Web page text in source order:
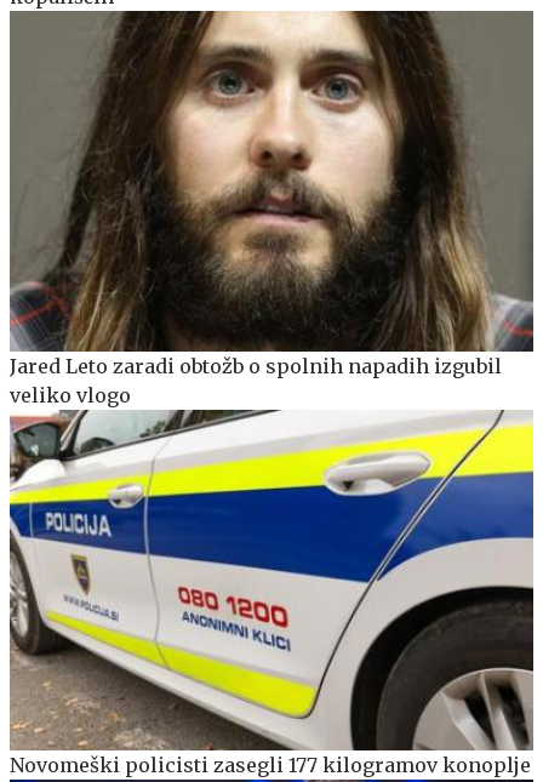
Jared Leto zaradi obtožb o spolnih napadih izgubil
veliko vlogo
Novomeški policisti zasegli 177 kilogramov konoplje